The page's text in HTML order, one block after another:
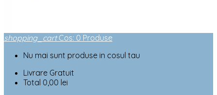
shopping_cart Cos: 0 Produse
Nu mai sunt produse in cosul tau
Livrare Gratuit
Total 0,00 lei